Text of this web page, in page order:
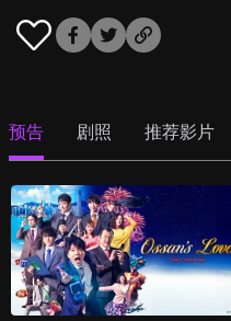
预告 剧照 推荐影片